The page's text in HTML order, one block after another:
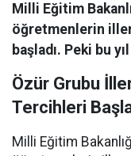
Milli Eğitim
öğretmenlerin
başladı. Peki bu
Özür Grubu
Tercihleri
Milli Eğitim